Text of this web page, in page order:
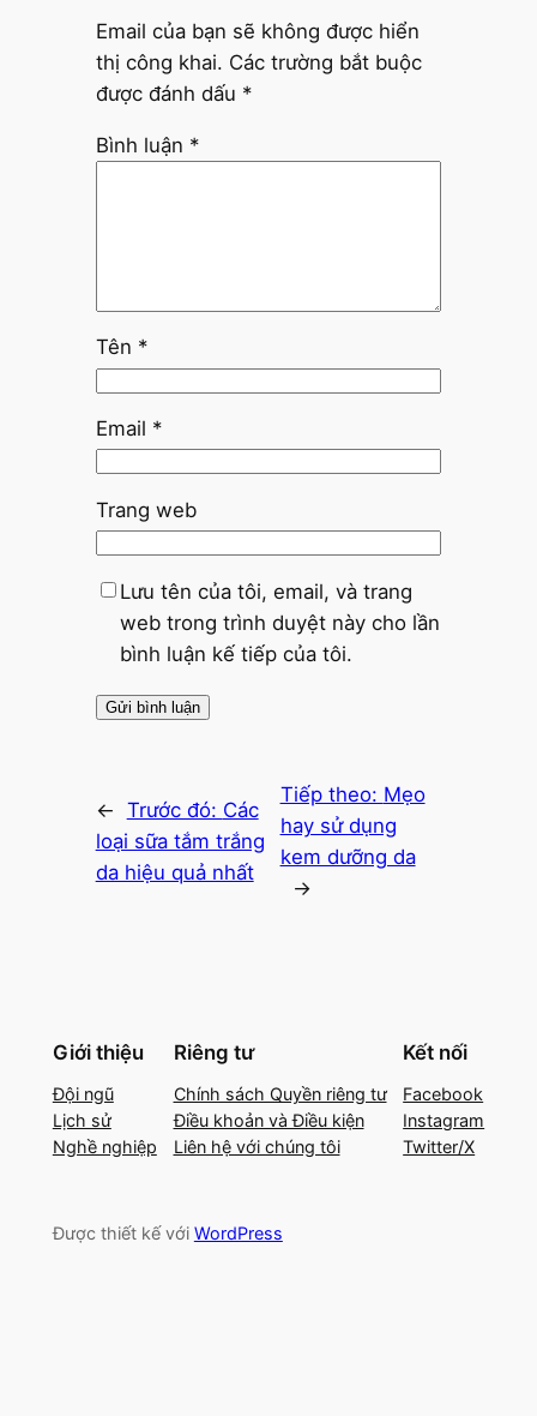
Email của bạn sẽ không được hiển
thị công khai. Các trường bắt buộc
được đánh dấu *
Bình luận *
Tên *
Email *
Trang web
Lưu tên của tôi, email, và trang
web trong trình duyệt này cho lần
bình luận kế tiếp của tôi.
← Trước đó: Các
loại sữa tắm trắng
da hiệu quả nhất
Tiếp theo: Mẹo
hay sử dụng
kem dưỡng da
→
Giới thiệu
Đội ngũ
Lịch sử
Nghề nghiệp
Riêng tư
Chính sách Quyền riêng tư
Điều khoản và Điều kiện
Liên hệ với chúng tôi
Kết nối
Facebook
Instagram
Twitter/X
Được thiết kế với WordPress